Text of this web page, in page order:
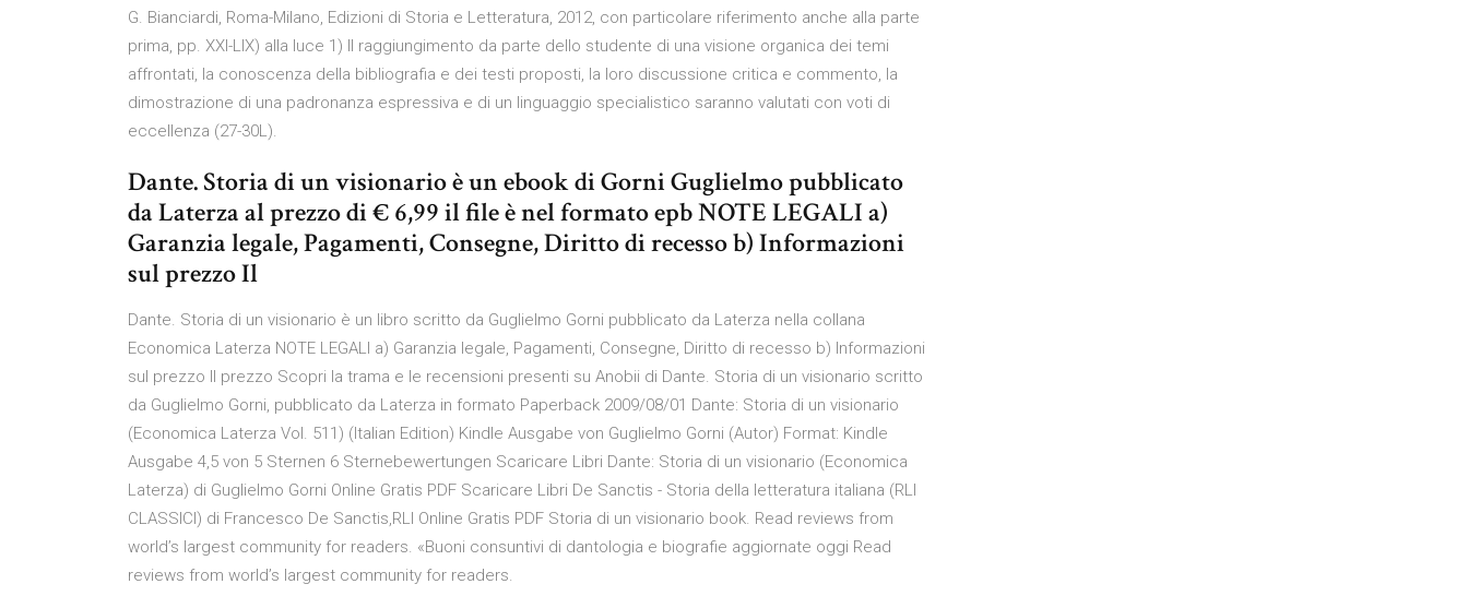
G. Bianciardi, Roma-Milano, Edizioni di Storia e Letteratura, 2012, con particolare riferimento anche alla parte
prima, pp. XXI-LIX) alla luce 1) Il raggiungimento da parte dello studente di una visione organica dei temi
affrontati, la conoscenza della bibliografia e dei testi proposti, la loro discussione critica e commento, la
dimostrazione di una padronanza espressiva e di un linguaggio specialistico saranno valutati con voti di
eccellenza (27-30L).
Dante. Storia di un visionario è un ebook di Gorni Guglielmo pubblicato
da Laterza al prezzo di € 6,99 il file è nel formato epb NOTE LEGALI a)
Garanzia legale, Pagamenti, Consegne, Diritto di recesso b) Informazioni
sul prezzo Il
Dante. Storia di un visionario è un libro scritto da Guglielmo Gorni pubblicato da Laterza nella collana
Economica Laterza NOTE LEGALI a) Garanzia legale, Pagamenti, Consegne, Diritto di recesso b) Informazioni
sul prezzo Il prezzo Scopri la trama e le recensioni presenti su Anobii di Dante. Storia di un visionario scritto
da Guglielmo Gorni, pubblicato da Laterza in formato Paperback 2009/08/01 Dante: Storia di un visionario
(Economica Laterza Vol. 511) (Italian Edition) Kindle Ausgabe von Guglielmo Gorni (Autor) Format: Kindle
Ausgabe 4,5 von 5 Sternen 6 Sternebewertungen Scaricare Libri Dante: Storia di un visionario (Economica
Laterza) di Guglielmo Gorni Online Gratis PDF Scaricare Libri De Sanctis - Storia della letteratura italiana (RLI
CLASSICI) di Francesco De Sanctis,RLI Online Gratis PDF Storia di un visionario book. Read reviews from
world’s largest community for readers. «Buoni consuntivi di dantologia e biografie aggiornate oggi Read
reviews from world’s largest community for readers.